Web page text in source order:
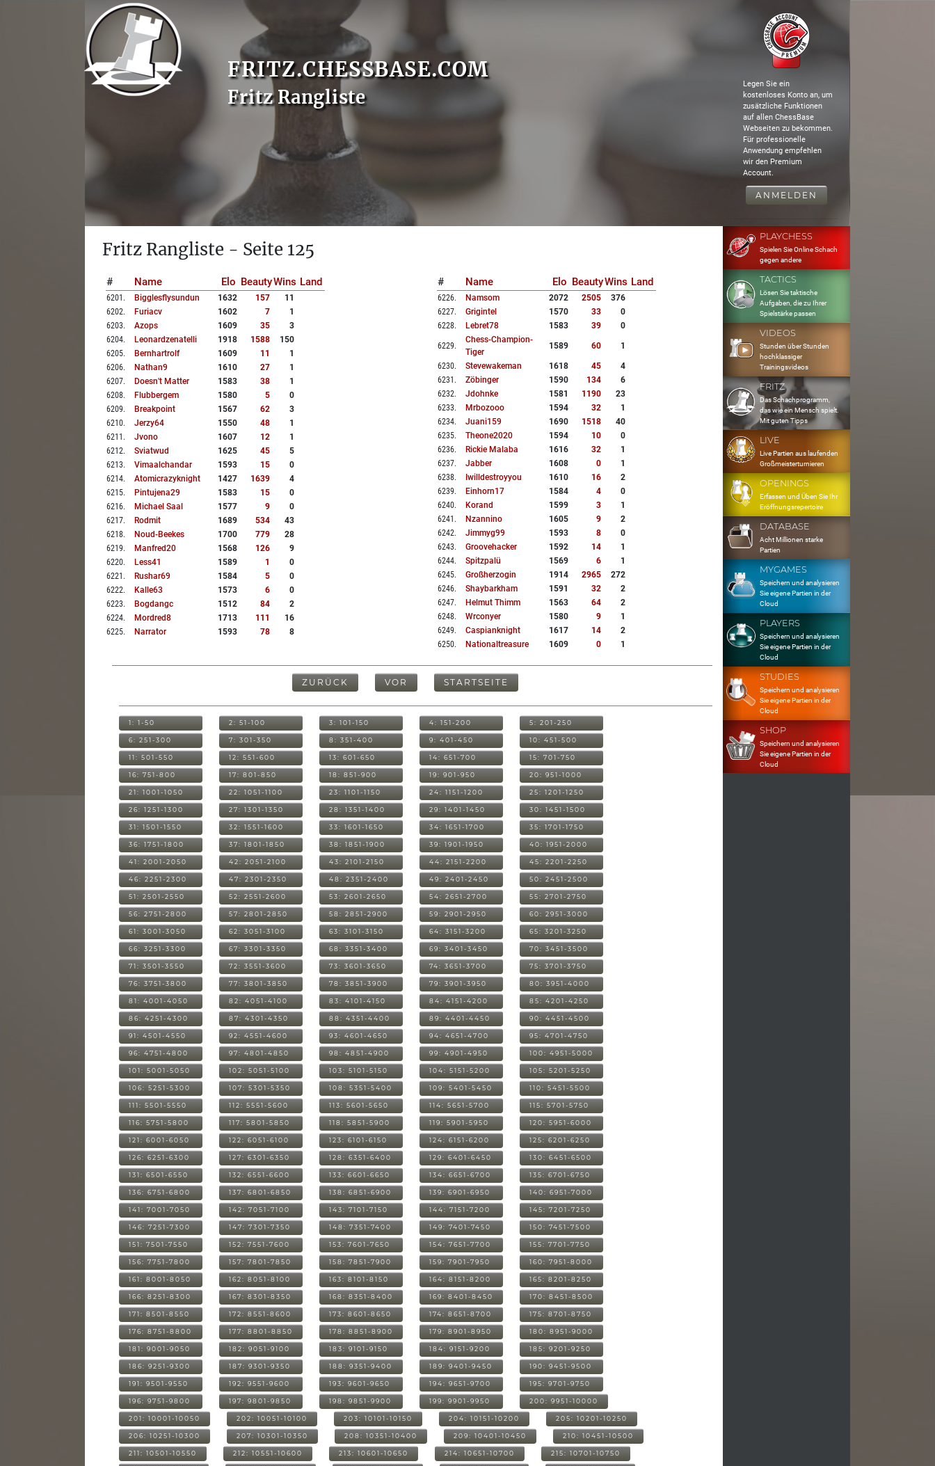
FRITZ.CHESSBASE.COM
Fritz Rangliste
Legen Sie ein
kostenloses Konto an, um
zusätzliche Funktionen
auf allen ChessBase
Webseiten zu bekommen.
Für professionelle
Anwendung empfehlen
wir den Premium
Account.
ANMELDEN
Fritz Rangliste - Seite 125
# Name Elo BeautyWins Land
6201 . Bigglesflysundun 1632 157
11
6202. Furiacv 1602 7
1
6203. Azops 1609 35
3
6204. Leonardzenatelli 1918 1588
150
6205. Bernhartrolf 1609 11
1
6206. Nathan9 1610 27
1
6207. Doesn't Matter 1583 38
1
6208. Flubbergem 1580 5
0
6209. Breakpoint 1567 62
3
6210. Jerzy64 1550 48
1
6211 . Jvono 1607 12
1
6212. Sviatwud 1625 45
5
6213. Vimaalchandar 1593 15
0
6214. Atomicrazyknight 1427 1639
4
6215. Pintujena29 1583 15
0
6216. Michael Saal 1577 9
0
6217. Rodmit 1689 534
43
6218. Noud-Beekes 1700 779
28
6219. Manfred20 1568 126
9
6220. Less41 1589 1
0
6221 . Rushar69 1584 5
0
6222. Kalle63 1573 6
0
6223. Bogdangc 1512 84
2
6224. Mordred8 1713 111
16
6225. Narrator 1593 78 8
# Name Elo BeautyWins Land
6226. Namsom 2072 2505
376
6227. Grigintel 1570 33
0
6228. Lebret78 1583 39 0
6229.
Chess-Champion-
Tiger
1589 60 1
6230. Stevewakeman 1618 45
4
6231 . Zöbinger 1590 134
6
6232. Jdohnke 1581 1190
23
6233. Mrbozooo 1594 32
1
6234. Juani159 1690 1518
40
6235. Theone2020 1594 10
0
6236. Rickie Malaba 1616 32
1
6237. Jabber 1608 0
1
6238. Iwilldestroyyou 1610 16
2
6239. Einhorn17 1584 4
0
6240. Korand 1599 3
1
6241 . Nzannino 1605 9
2
6242. Jimmyg99 1593 8
0
6243. Groovehacker 1592 14
1
6244. Spitzpalü 1569 6
1
6245. Großherzogin 1914 2965
272
6246. Shaybarkham 1591 32
2
6247. Helmut Thimm 1563 64
2
6248. Wrconyer 1580 9
1
6249. Caspianknight 1617 14
2
6250. Nationaltreasure 1609 0 1
ZURÜCK VOR STARTSEITE
1: 1-50 2: 51-100 3: 101-150 4: 151-200 5: 201-250
6: 251-300 7: 301-350 8: 351-400 9: 401-450 10: 451-500
11: 501-550 12: 551-600 13: 601-650 14: 651-700 15: 701-750
16: 751-800 17: 801-850 18: 851-900 19: 901-950 20: 951-1000
21: 1001-1050 22: 1051-1100 23: 1101-1150 24: 1151-1200 25: 1201-1250
26: 1251-1300 27: 1301-1350 28: 1351-1400 29: 1401-1450 30: 1451-1500
31: 1501-1550 32: 1551-1600 33: 1601-1650 34: 1651-1700 35: 1701-1750
36: 1751-1800 37: 1801-1850 38: 1851-1900 39: 1901-1950 40: 1951-2000
41: 2001-2050 42: 2051-2100 43: 2101-2150 44: 2151-2200 45: 2201-2250
46: 2251-2300 47: 2301-2350 48: 2351-2400 49: 2401-2450 50: 2451-2500
51: 2501-2550 52: 2551-2600 53: 2601-2650 54: 2651-2700 55: 2701-2750
56: 2751-2800 57: 2801-2850 58: 2851-2900 59: 2901-2950 60: 2951-3000
61: 3001-3050 62: 3051-3100 63: 3101-3150 64: 3151-3200 65: 3201-3250
66: 3251-3300 67: 3301-3350 68: 3351-3400 69: 3401-3450 70: 3451-3500
71: 3501-3550 72: 3551-3600 73: 3601-3650 74: 3651-3700 75: 3701-3750
76: 3751-3800 77: 3801-3850 78: 3851-3900 79: 3901-3950 80: 3951-4000
81: 4001-4050 82: 4051-4100 83: 4101-4150 84: 4151-4200 85: 4201-4250
86: 4251-4300 87: 4301-4350 88: 4351-4400 89: 4401-4450 90: 4451-4500
91: 4501-4550 92: 4551-4600 93: 4601-4650 94: 4651-4700 95: 4701-4750
96: 4751-4800 97: 4801-4850 98: 4851-4900 99: 4901-4950 100: 4951-5000
101: 5001-5050 102: 5051-5100 103: 5101-5150 104: 5151-5200 105: 5201-5250
106: 5251-5300 107: 5301-5350 108: 5351-5400 109: 5401-5450 110: 5451-5500
111: 5501-5550 112: 5551-5600 113: 5601-5650 114: 5651-5700 115: 5701-5750
116: 5751-5800 117: 5801-5850 118: 5851-5900 119: 5901-5950 120: 5951-6000
121: 6001-6050 122: 6051-6100 123: 6101-6150 124: 6151-6200 125: 6201-6250
126: 6251-6300 127: 6301-6350 128: 6351-6400 129: 6401-6450 130: 6451-6500
131: 6501-6550 132: 6551-6600 133: 6601-6650 134: 6651-6700 135: 6701-6750
136: 6751-6800 137: 6801-6850 138: 6851-6900 139: 6901-6950 140: 6951-7000
141: 7001-7050 142: 7051-7100 143: 7101-7150 144: 7151-7200 145: 7201-7250
146: 7251-7300 147: 7301-7350 148: 7351-7400 149: 7401-7450 150: 7451-7500
151: 7501-7550 152: 7551-7600 153: 7601-7650 154: 7651-7700 155: 7701-7750
156: 7751-7800 157: 7801-7850 158: 7851-7900 159: 7901-7950 160: 7951-8000
161: 8001-8050 162: 8051-8100 163: 8101-8150 164: 8151-8200 165: 8201-8250
166: 8251-8300 167: 8301-8350 168: 8351-8400 169: 8401-8450 170: 8451-8500
171: 8501-8550 172: 8551-8600 173: 8601-8650 174: 8651-8700 175: 8701-8750
176: 8751-8800 177: 8801-8850 178: 8851-8900 179: 8901-8950 180: 8951-9000
181: 9001-9050 182: 9051-9100 183: 9101-9150 184: 9151-9200 185: 9201-9250
186: 9251-9300 187: 9301-9350 188: 9351-9400 189: 9401-9450 190: 9451-9500
191: 9501-9550 192: 9551-9600 193: 9601-9650 194: 9651-9700 195: 9701-9750
196: 9751-9800 197: 9801-9850 198: 9851-9900 199: 9901-9950 200: 9951-10000
201: 10001-10050 202: 10051-10100 203: 10101-10150 204: 10151-10200 205: 10201-10250
206: 10251-10300 207: 10301-10350 208: 10351-10400 209: 10401-10450 210: 10451-10500
211: 10501-10550 212: 10551-10600 213: 10601-10650 214: 10651-10700 215: 10701-10750
PLAYCHESS
Spielen Sie Online Schach
gegen andere
TACTICS
Lösen Sie taktische
Aufgaben, die zu Ihrer
Spielstärke passen
VIDEOS
Stunden über Stunden
hochklassiger
Trainingsvideos
FRITZ
Das Schachprogramm,
das wie ein Mensch spielt.
Mit guten Tipps
LIVE
Live Partien aus laufenden
Großmeisterturnieren
OPENINGS
Erfassen und Üben Sie Ihr
Eröffnungsrepertoire
DATABASE
Acht Millionen starke
Partien
MYGAMES
Speichern und analysieren
Sie eigene Partien in der
Cloud
PLAYERS
Speichern und analysieren
Sie eigene Partien in der
Cloud
STUDIES
Speichern und analysieren
Sie eigene Partien in der
Cloud
SHOP
Speichern und analysieren
Sie eigene Partien in der
Cloud